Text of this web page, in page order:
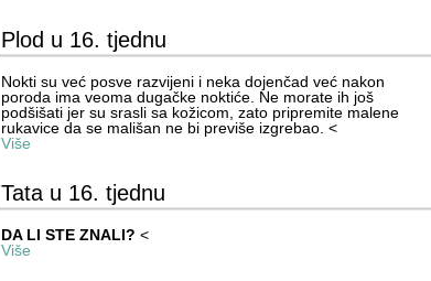
Plod u 16. tjednu
Nokti su već posve razvijeni i neka dojenčad već nakon
poroda ima veoma dugačke noktiće. Ne morate ih još
podšišati jer su srasli sa kožicom, zato pripremite malene
rukavice da se mališan ne bi previše izgrebao. <
Više
Tata u 16. tjednu
DA LI STE ZNALI? <
Više